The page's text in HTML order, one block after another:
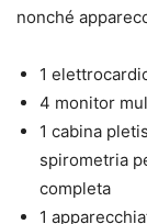
nonché
1
4 monitor
1 cabina
spirometria
completa
1